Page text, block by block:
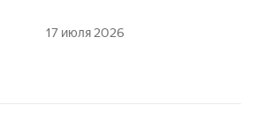
17 июля 2026